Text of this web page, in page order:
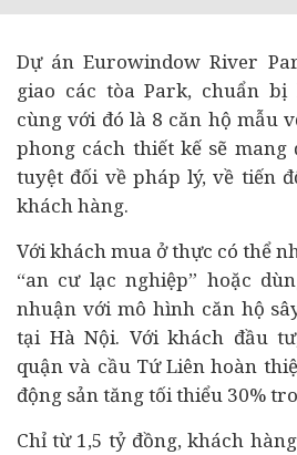
Dự án Eurowindow River
giao các tòa Park, chuẩn bị
cùng với đó là 8 căn hộ mẫu
phong cách thiết kế sẽ mang
tuyệt đối về pháp lý, về tiến
khách hàng.
Với khách mua ở thực có thể
“an cư lạc nghiệp” hoặc
nhuận với mô hình căn hộ
tại Hà Nội. Với khách đầu
quận và cầu Tứ Liên hoàn
động sản tăng tối thiểu 30%
Chỉ từ 1,5 tỷ đồng, khách